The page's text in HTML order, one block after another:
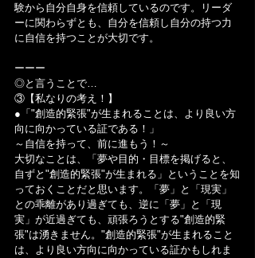
験から自分自身を信頼しているのです。リーダ
ーに関わらずとも、自分を信頼し自分の持つ力
に自信を持つことが大切です。
ーーー
◎と言うことで…
③【私なりの考え！】
●「"創造的緊張"が生まれることは、より良い方
向に向かっている証である！」
～自信を持って、前に進もう！～
大切なことは、「夢や目的・目標を掲げると、
自ずと"創造的緊張"が生まれる」ということを知
っておくことだと思います。「夢」と「現実」
との乖離があり過ぎても、逆に「夢」と「現
実」が近過ぎても、頑張ろうとする"創造的緊
張"は湧きません。"創造的緊張"が生まれること
は、より良い方向に向かっている証かもしれま